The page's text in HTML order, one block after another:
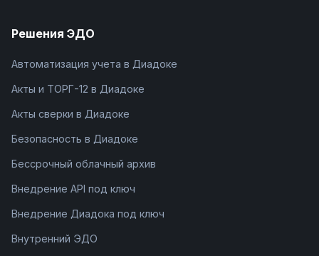
Решения ЭДО
Автоматизация учета в Диадоке
Акты и ТОРГ-12 в Диадоке
Акты сверки в Диадоке
Безопасность в Диадоке
Бессрочный облачный архив
Внедрение API под ключ
Внедрение Диадока под ключ
Внутренний ЭДО